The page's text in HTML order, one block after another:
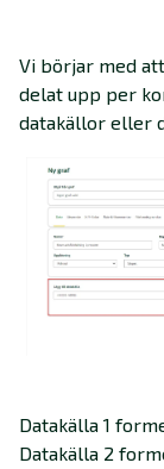
Vi börjar med
delat upp per
datakällor eller
Datakälla 1
Datakälla 2